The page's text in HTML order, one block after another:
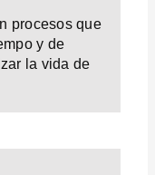
procesos que
y de
la vida de